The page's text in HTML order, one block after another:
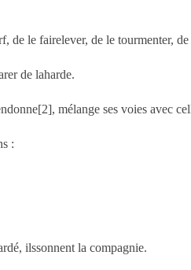
de le fairelever, de le tourmenter,
de laharde.
mélange ses voies avec
:
ilssonnent la compagnie.